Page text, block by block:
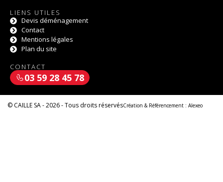
LIENS UTILES
Devis déménagement
Contact
Mentions légales
Plan du site
CONTACT
03 59 28 45 78
© CAILLE SA - 2026 - Tous droits réservésCréation & Référencement : Alexeo